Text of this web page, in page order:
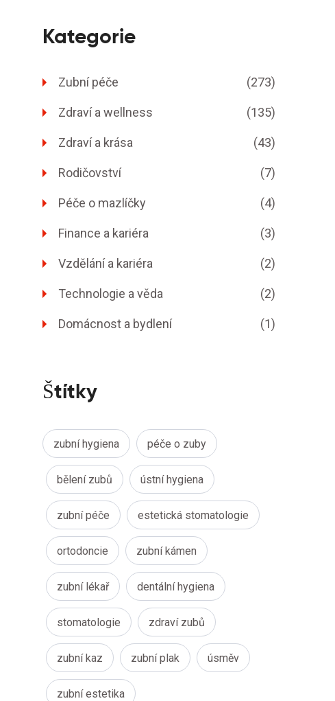
Kategorie
Zubní péče (273)
Zdraví a wellness (135)
Zdraví a krása (43)
Rodičovství (7)
Péče o mazlíčky (4)
Finance a kariéra (3)
Vzdělání a kariéra (2)
Technologie a věda (2)
Domácnost a bydlení (1)
Štítky
zubní hygiena péče o zuby
bělení zubů ústní hygiena
zubní péče estetická stomatologie
ortodoncie zubní kámen
zubní lékař dentální hygiena
stomatologie zdraví zubů
zubní kaz zubní plak úsměv
zubní estetika